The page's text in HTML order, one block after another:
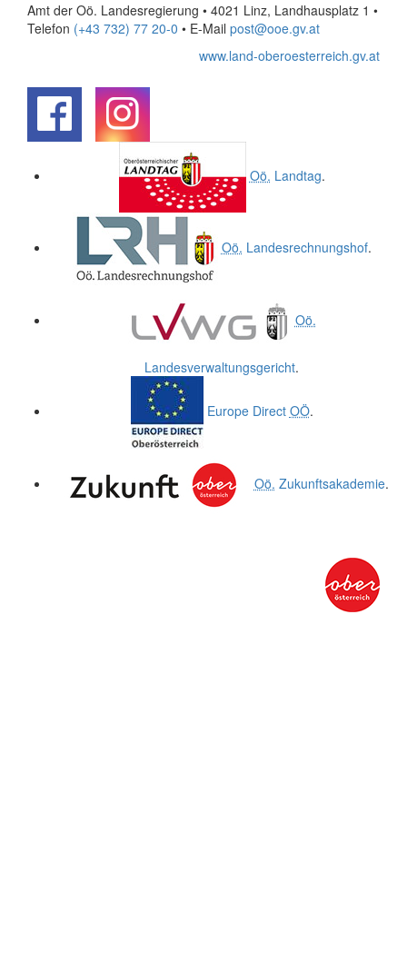
Amt der Oö. Landesregierung • 4021 Linz, Landhausplatz 1 •
Telefon (+43 732) 77 20-0 • E-Mail post@ooe.gv.at
www.land-oberoesterreich.gv.at
Oö. Landtag.
Oö. Landesrechnungshof.
Oö.
Landesverwaltungsgericht.
Europe Direct OÖ.
Oö. Zukunftsakademie.